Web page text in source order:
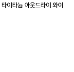
이타늄 아웃드라이 와이